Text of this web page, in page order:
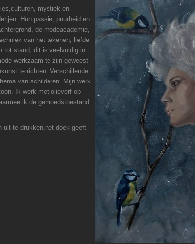
mystiek en
Hun passie, puurheid en
de modeacademie,
van het tekenen, liefde
tot stand; dit is veelvuldig in
werkzaam te zijn geweest
te richten. Verschillende
van schilderen. Mijn werk
Ik werk met olieverf op
ik de gemoedstoestand
uit te drukken,het doek geeft